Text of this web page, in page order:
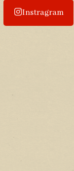
Instragram